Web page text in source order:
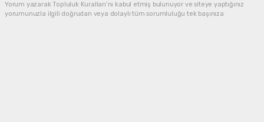
Yorum yazarak Topluluk Kuralları’nı kabul etmiş bulunuyor ve siteye yaptığınız
yorumunuzla ilgili doğrudan veya dolaylı tüm sorumluluğu tek başınıza